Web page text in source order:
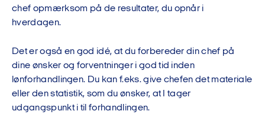
chef opmærksom på de resultater, du opnår i
hverdagen.
Det er også en god idé, at du forbereder din chef på
dine ønsker og forventninger i god tid inden
lønforhandlingen. Du kan f.eks. give chefen det materiale
eller den statistik, som du ønsker, at I tager
udgangspunkt i til forhandlingen.